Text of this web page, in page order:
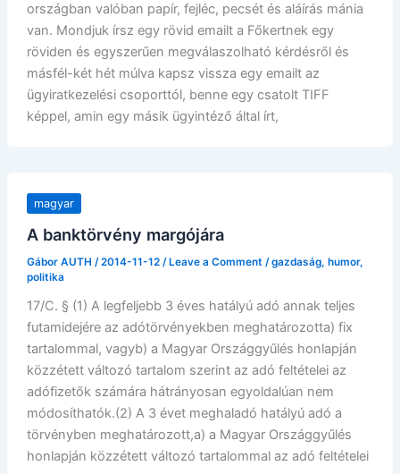
országban valóban papír, fejléc, pecsét és aláírás mánia
van. Mondjuk írsz egy rövid emailt a Főkertnek egy
röviden és egyszerűen megválaszolható kérdésről és
másfél-két hét múlva kapsz vissza egy emailt az
ügyiratkezelési csoporttól, benne egy csatolt TIFF
képpel, amin egy másik ügyintéző által írt,
magyar
A banktörvény margójára
Gábor AUTH /2014-11-12 /Leave a Comment /gazdaság, humor,
politika
17/C. § (1) A legfeljebb 3 éves hatályú adó annak teljes
futamidejére az adótörvényekben meghatározotta) fix
tartalommal, vagyb) a Magyar Országgyűlés honlapján
közzétett változó tartalom szerint az adó feltételei az
adófizetők számára hátrányosan egyoldalúan nem
módosíthatók.(2) A 3 évet meghaladó hatályú adó a
törvényben meghatározott,a) a Magyar Országgyűlés
honlapján közzétett változó tartalommal az adó feltételei